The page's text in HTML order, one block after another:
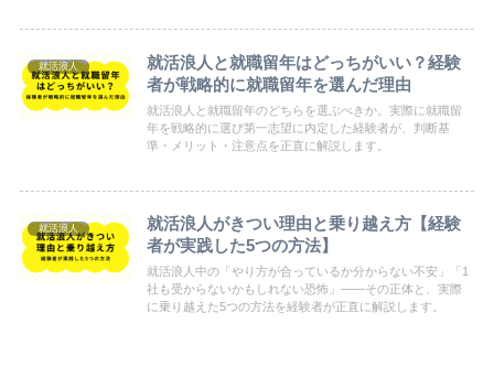
就活浪人
就活浪人と就職留年はどっちがいい？経験
者が戦略的に就職留年を選んだ理由
就活浪人と就職留年のどちらを選ぶべきか。実際に就職留
年を戦略的に選び第一志望に内定した経験者が、判断基
準・メリット・注意点を正直に解説します。
就活浪人
就活浪人がきつい理由と乗り越え方【経験
者が実践した5つの方法】
就活浪人中の「やり方が合っているか分からない不安」「1
社も受からないかもしれない恐怖」——その正体と、実際
に乗り越えた5つの方法を経験者が正直に解説します。